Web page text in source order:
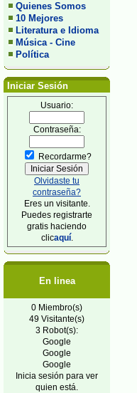
Quienes Somos
10 Mejores
Literatura e Idioma
Música - Cine
Política
Iniciar Sesión
Usuario:
Contraseña:
Recordarme?
Olvidaste tu
contraseña?
Eres un visitante.
Puedes registrarte
gratis haciendo
clicaquí.
En linea
0 Miembro(s)
49 Visitante(s)
3 Robot(s):
Google
Google
Google
Inicia sesión para ver
quien está.